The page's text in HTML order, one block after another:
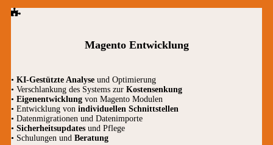
Magento Entwicklung
• KI-Gestützte Analyse und Optimierung
• Verschlankung des Systems zur Kostensenkung
• Eigenentwicklung von Magento Modulen
• Entwicklung von individuellen Schnittstellen
• Datenmigrationen und Datenimporte
• Sicherheitsupdates und Pflege
• Schulungen und Beratung